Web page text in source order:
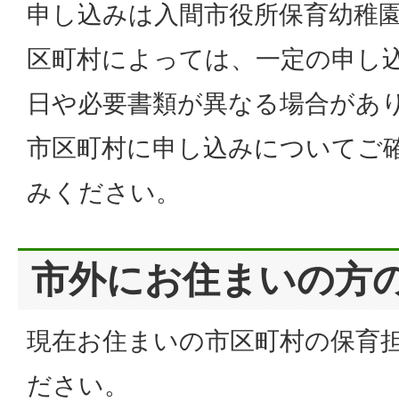
申し込みは入間市役所保育幼稚
区町村によっては、一定の申し
日や必要書類が異なる場合があ
市区町村に申し込みについてご
みください。
市外にお住まいの方
現在お住まいの市区町村の保育
ださい。